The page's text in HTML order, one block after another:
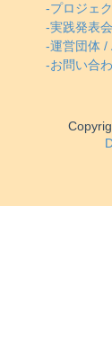
-プロジェ
-実践発表
-運営団体 /
-お問い合